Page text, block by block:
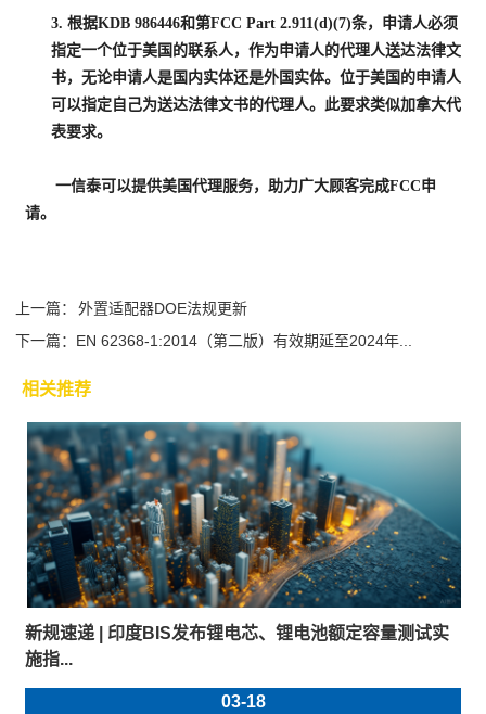
3. 根据KDB 986446和第FCC Part 2.911(d)(7)条， 申请人必须
指定一个位于美国的联系人，作为申请人的代理人送达法律文
书，无论申请人是国内实体还是外国实体。位于美国的申请人
可以指定自己为送达法律文书的代理人。此要求类似加拿大代
表要求。
一信泰可以提供美国代理服务， 助力广大顾客完成FCC申
请。
上一篇：
外置适配器DOE法规更新
下一篇： EN 62368-1:2014（第二版）有效期延至2024年...
相关推荐
新规速递 | 印度BIS发布锂电芯、锂电池额定容量测试实
施指...
03-18